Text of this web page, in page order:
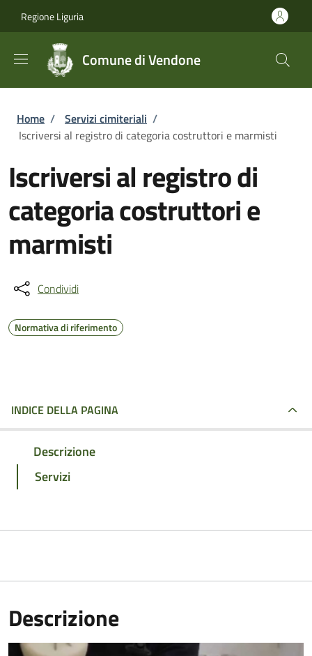
Regione Liguria
Comune di Vendone
Briciole di pane
Home / Servizi cimiteriali /
Iscriversi al registro di categoria costruttori e marmisti
Iscriversi al registro di
categoria costruttori e
marmisti
Condividi
Normativa di riferimento
INDICE DELLA PAGINA
Descrizione
Servizi
Descrizione